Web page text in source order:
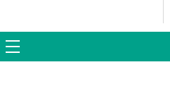
Menu